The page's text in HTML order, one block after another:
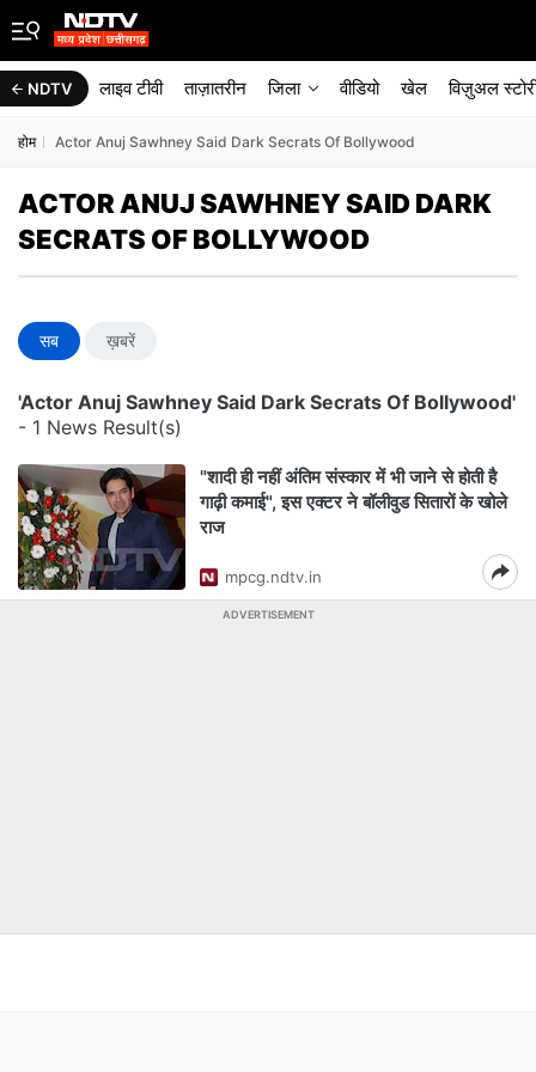
NDTV लाइव टीवी ताज़ातरीन जिला वीडियो खेल विज़ुअल
होम Actor Anuj Sawhney Said Dark Secrats Of Bollywood
ACTOR ANUJ SAWHNEY SAID DARK
SECRATS OF BOLLYWOOD
सब ख़बरें
'Actor Anuj Sawhney Said Dark Secrats Of Bollywood'
- 1 News Result(s)
"शादी ही नहीं अंतिम संस्कार में भी जाने से होती है
गाढ़ी कमाई", इस एक्टर ने बॉलीवुड सितारों के खोले
राज
mpcg.ndtv.in
ADVERTISEMENT